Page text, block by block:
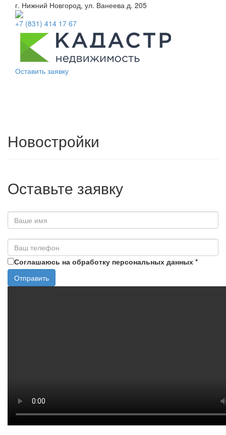
г. Нижний Новгород, ул. Ванеева д. 205
+7 (831) 414 17 67
Оставить заявку
Новостройки
Оставьте заявку
Соглашаюсь на обработку персональных данных *